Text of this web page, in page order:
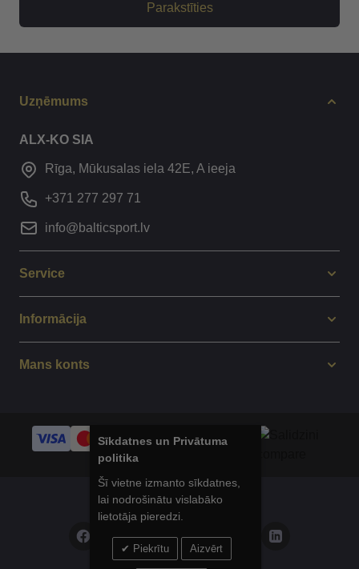
Parakstīties
Uzņēmums
ALX-KO SIA
Rīga, Mūkusalas iela 42E, A ieeja
+371 277 297 71
info@balticsport.lv
Service
Informācija
Mans konts
© 2014 - 2025 Balticsport.lv
Sīkdatnes un Privātuma
politika
Šī vietne izmanto sīkdatnes,
lai nodrošinātu vislabāko
lietotāja pieredzi.
Piekrītu Aizvērt